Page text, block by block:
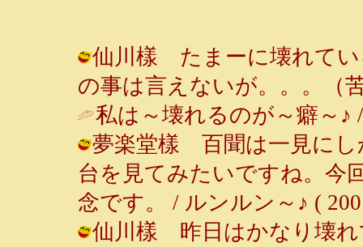
仙川樣 たまーに壊れてい
の事は言えないが。。。（
私は～壊れるのが～癖～♪
夢楽堂樣 百聞は一見にし
台を見てみたいですね。今
念です。 / ルンルン～♪ (
仙川樣 昨日はかなり壊れ